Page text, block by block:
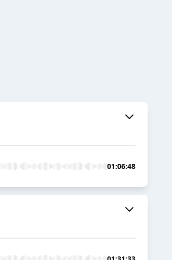
01:06:48